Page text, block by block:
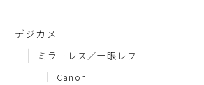
デジカメ
ミラーレス／一眼レフ
Canon